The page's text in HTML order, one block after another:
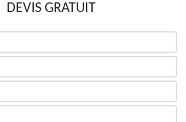
DEVIS GRATUIT